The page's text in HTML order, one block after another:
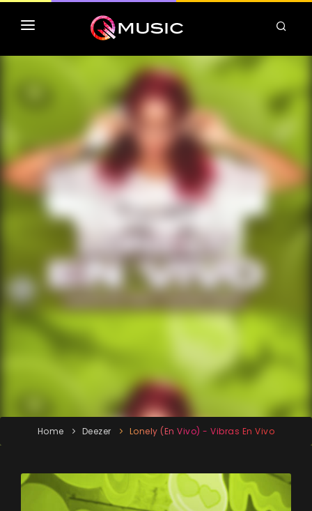
TOP MP3 ITUNES
TOP ALBUMS ITUNES
CLASSEMENT DEEZER
Home Deezer Lonely (En Vivo) - Vibras En Vivo